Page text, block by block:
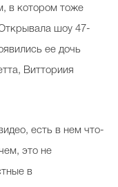
в котором тоже
шоу 47-
ее дочь
Витториия
есть в нем что-
это не
в